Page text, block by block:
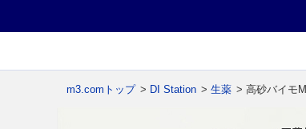
m3.comトップ > DI Station > 生薬 > 高砂バイモM